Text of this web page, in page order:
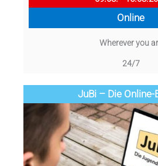
Online
Wherever you
24/7
JuBi – Die Online-